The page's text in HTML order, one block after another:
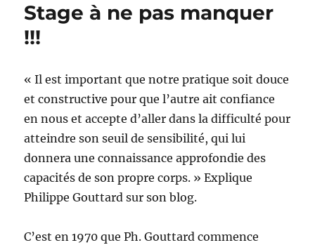
Stage à ne pas manquer
!!!
« Il est important que notre pratique soit douce
et constructive pour que l’autre ait confiance
en nous et accepte d’aller dans la difficulté pour
atteindre son seuil de sensibilité, qui lui
donnera une connaissance approfondie des
capacités de son propre corps. » Explique
Philippe Gouttard sur son blog.
C’est en 1970 que Ph. Gouttard commence